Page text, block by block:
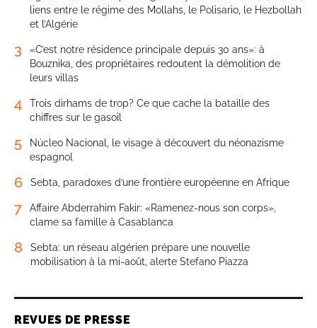
liens entre le régime des Mollahs, le Polisario, le Hezbollah
et l’Algérie
3
«C’est notre résidence principale depuis 30 ans»: à
Bouznika, des propriétaires redoutent la démolition de
leurs villas
4
Trois dirhams de trop? Ce que cache la bataille des
chiffres sur le gasoil
5
Núcleo Nacional, le visage à découvert du néonazisme
espagnol
6 Sebta, paradoxes d’une frontière européenne en Afrique
7
Affaire Abderrahim Fakir: «Ramenez-nous son corps»,
clame sa famille à Casablanca
8
Sebta: un réseau algérien prépare une nouvelle
mobilisation à la mi-août, alerte Stefano Piazza
REVUES DE PRESSE